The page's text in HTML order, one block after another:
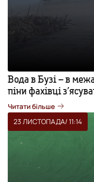
Вода в Бузі – в
піни фахівці
Читати більше
23 ЛИСТОПАДА/ 11:14